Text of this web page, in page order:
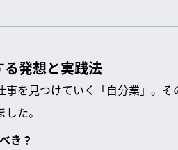
る発想と実践法
を見つけていく「自分業」。そ
た。
き？